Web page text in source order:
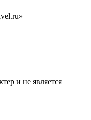
и не является